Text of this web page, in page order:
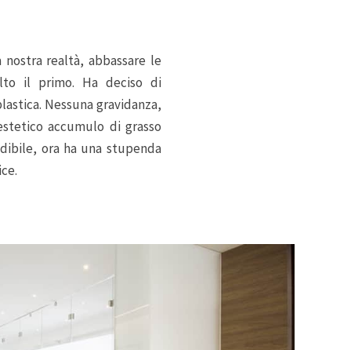
realtà, abbassare le
il primo. Ha deciso di
Nessuna gravidanza,
accumulo di grasso
ora ha una stupenda